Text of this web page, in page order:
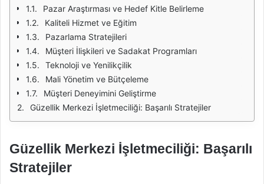
Pazar Araştırması ve Hedef Kitle Belirleme
Kaliteli Hizmet ve Eğitim
Pazarlama Stratejileri
Müşteri İlişkileri ve Sadakat Programları
Teknoloji ve Yenilikçilik
Mali Yönetim ve Bütçeleme
Müşteri Deneyimini Geliştirme
Güzellik Merkezi İşletmeciliği: Başarılı Stratejiler
Güzellik Merkezi İşletmeciliği: Başarılı
Stratejiler